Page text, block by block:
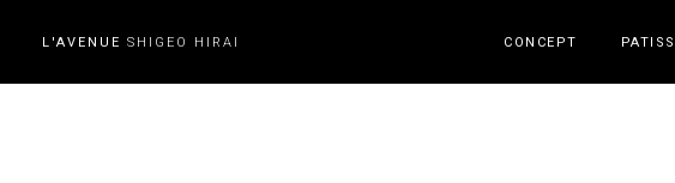
L'AVENUE SHIGEO HIRAI CONCEPT